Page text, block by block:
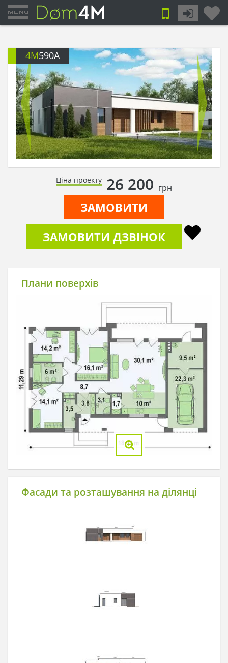
4M590A
Ціна проекту 26 200 грн
ЗАМОВИТИ
ЗАМОВИТИ ДЗВІНОК
Плани поверхів
Фасади та розташування на ділянці